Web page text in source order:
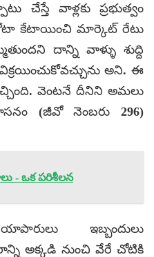
చేస్తే వాళ్లకు ప్రభుత్వం
కేటాయించి మార్కెట్ రేటు
దాన్ని వాళ్ళు శుద్ది
అని. ఈ
వెంటనే దీనిని అమలు
(జీవో నెంబరు 296)
- ఒక పరిశీలన
ఇబ్బందులు
అక్కడి నుంచి వేరే చోటికి